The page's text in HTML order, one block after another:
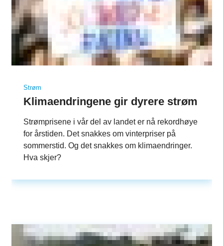
Strøm
Klimaendringene gir dyrere strøm
Strømprisene i vår del av landet er nå rekordhøye
for årstiden. Det snakkes om vinterpriser på
sommerstid. Og det snakkes om klimaendringer.
Hva skjer?